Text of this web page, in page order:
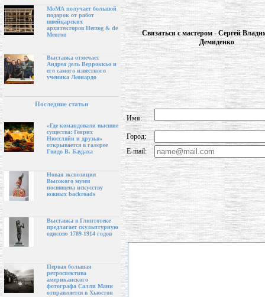
МоМА получает большой
подарок от работ
швейцарских
архитекторов Herzog & de
Meuron
Выставка отмечает
Андреа дель Верроккьо и
его самого известного
ученика Леонардо
Последние статьи
«Где командовали высшие
существа: Генрих
Нюссляйн и друзья»
открывается в галерее
Гвидо В. Баудаха
Новая экспозиция
Высокого музея
посвящена искусству
южных backroads
Выставка в Глиптотеке
предлагает скульптурную
одиссею 1789-1914 годов
Первая большая
ретроспектива
американского
фотографа Салли Манн
отправляется в Хьюстон
Связаться с мастером - Сергей
Демиденко
Имя:
Город:
E-mail: